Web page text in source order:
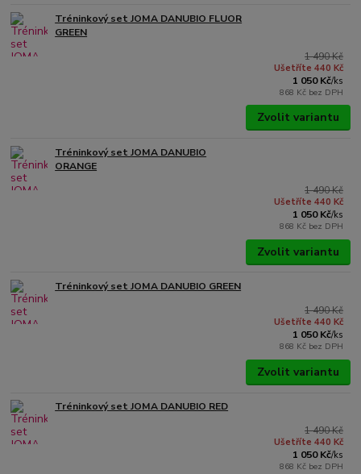
Tréninkový set JOMA DANUBIO FLUOR
GREEN
1 490 Kč
Ušetříte 440 Kč
1 050 Kč/ks
868 Kč bez DPH
Zvolit variantu
Tréninkový set JOMA DANUBIO
ORANGE
1 490 Kč
Ušetříte 440 Kč
1 050 Kč/ks
868 Kč bez DPH
Zvolit variantu
Tréninkový set JOMA DANUBIO GREEN
1 490 Kč
Ušetříte 440 Kč
1 050 Kč/ks
868 Kč bez DPH
Zvolit variantu
Tréninkový set JOMA DANUBIO RED
1 490 Kč
Ušetříte 440 Kč
1 050 Kč/ks
868 Kč bez DPH